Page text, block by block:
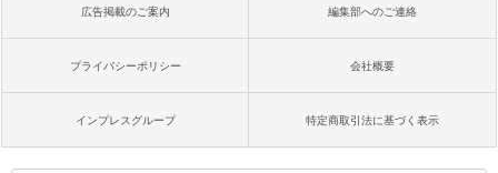
広告掲載のご案内 編集部へのご連絡
プライバシーポリシー 会社概要
インプレスグループ 特定商取引法に基づく表示